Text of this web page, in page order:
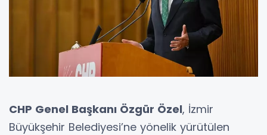
CHP Genel Başkanı Özgür Özel, İzmir
Büyükşehir Belediyesi’ne yönelik yürütülen